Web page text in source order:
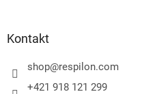
Kontakt
shop@respilon.com
+421 918 121 299